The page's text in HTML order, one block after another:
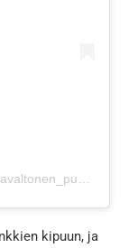
kipuun, ja